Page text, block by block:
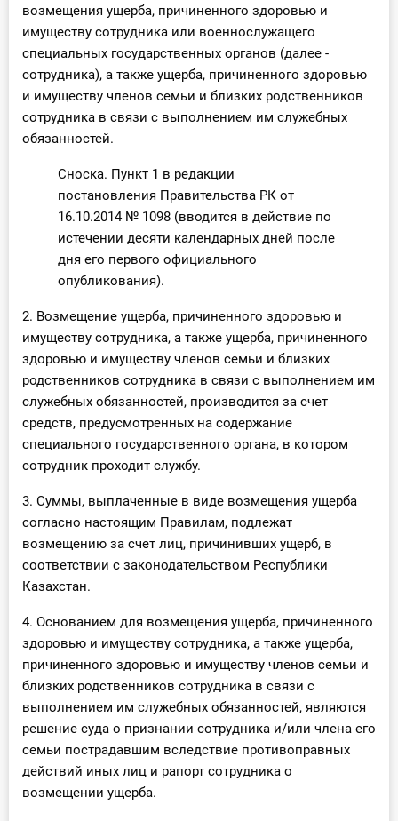
возмещения ущерба, причиненного здоровью и
имуществу сотрудника или военнослужащего
специальных государственных органов (далее -
сотрудника), а также ущерба, причиненного здоровью
и имуществу членов семьи и близких родственников
сотрудника в связи с выполнением им служебных
обязанностей.
Сноска. Пункт 1 в редакции
постановления Правительства РК от
16.10.2014 № 1098 (вводится в действие по
истечении десяти календарных дней после
дня его первого официального
опубликования).
2. Возмещение ущерба, причиненного здоровью и
имуществу сотрудника, а также ущерба, причиненного
здоровью и имуществу членов семьи и близких
родственников сотрудника в связи с выполнением им
служебных обязанностей, производится за счет
средств, предусмотренных на содержание
специального государственного органа, в котором
сотрудник проходит службу.
3. Суммы, выплаченные в виде возмещения ущерба
согласно настоящим Правилам, подлежат
возмещению за счет лиц, причинивших ущерб, в
соответствии с законодательством Республики
Казахстан.
4. Основанием для возмещения ущерба, причиненного
здоровью и имуществу сотрудника, а также ущерба,
причиненного здоровью и имуществу членов семьи и
близких родственников сотрудника в связи с
выполнением им служебных обязанностей, являются
решение суда о признании сотрудника и/или члена его
семьи пострадавшим вследствие противоправных
действий иных лиц и рапорт сотрудника о
возмещении ущерба.